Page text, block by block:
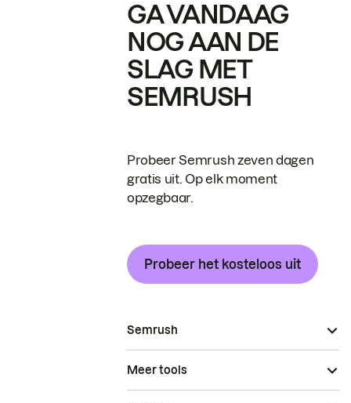
GA VANDAAG
NOG AAN DE
SLAG MET
SEMRUSH
Probeer Semrush zeven dagen
gratis uit. Op elk moment
opzegbaar.
Probeer het kosteloos uit
Semrush
Meer tools